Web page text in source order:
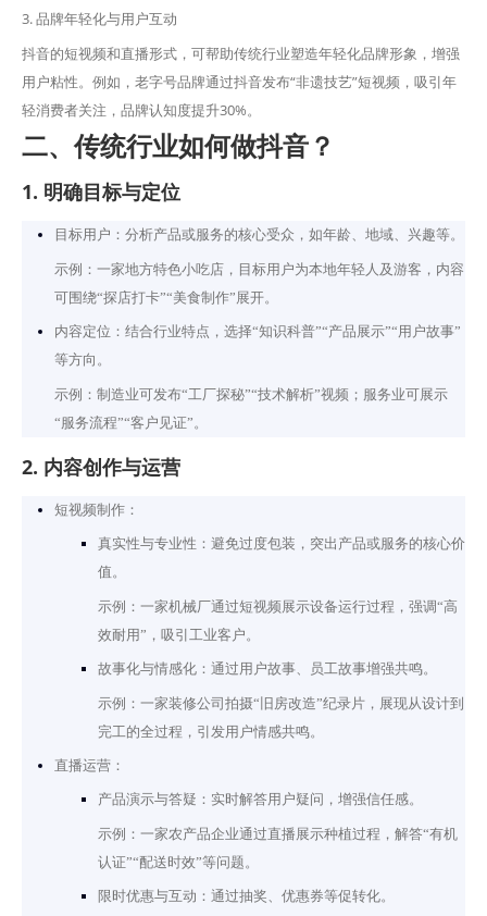
3. 品牌年轻化与用户互动
抖音的短视频和直播形式，可帮助传统行业塑造年轻化品牌形象，增强
用户粘性。例如，老字号品牌通过抖音发布“非遗技艺”短视频，吸引年
轻消费者关注，品牌认知度提升30%。
二、传统行业如何做抖音？
1. 明确目标与定位
目标用户：分析产品或服务的核心受众，如年龄、地域、兴趣等。
示例：一家地方特色小吃店，目标用户为本地年轻人及游客，内容
可围绕“探店打卡”“美食制作”展开。
内容定位：结合行业特点，选择“知识科普”“产品展示”“用户故事”
等方向。
示例：制造业可发布“工厂探秘”“技术解析”视频；服务业可展示
“服务流程”“客户见证”。
2. 内容创作与运营
短视频制作：
真实性与专业性：避免过度包装，突出产品或服务的核心价
值。
示例：一家机械厂通过短视频展示设备运行过程，强调“高
效耐用”，吸引工业客户。
故事化与情感化：通过用户故事、员工故事增强共鸣。
示例：一家装修公司拍摄“旧房改造”纪录片，展现从设计到
完工的全过程，引发用户情感共鸣。
直播运营：
产品演示与答疑：实时解答用户疑问，增强信任感。
示例：一家农产品企业通过直播展示种植过程，解答“有机
认证”“配送时效”等问题。
限时优惠与互动：通过抽奖、优惠券等促转化。